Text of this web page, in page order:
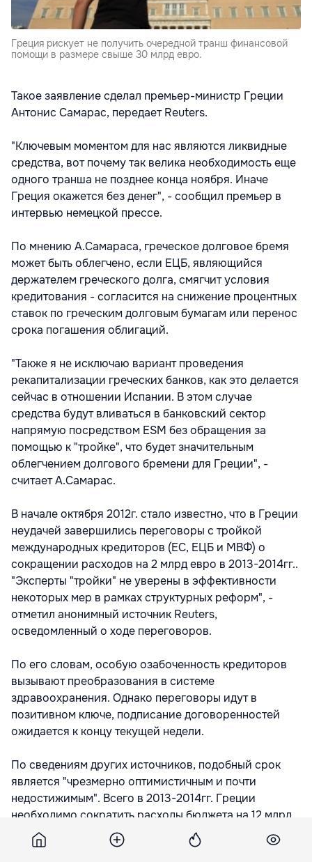
Греция рискует не получить очередной транш финансовой
помощи в размере свыше 30 млрд евро.
Такое заявление сделал премьер-министр Греции
Антонис Самарас, передает Reuters.
"Ключевым моментом для нас являются ликвидные
средства, вот почему так велика необходимость еще
одного транша не позднее конца ноября. Иначе
Греция окажется без денег", - сообщил премьер в
интервью немецкой прессе.
По мнению А.Самараса, греческое долговое бремя
может быть облегчено, если ЕЦБ, являющийся
держателем греческого долга, смягчит условия
кредитования - согласится на снижение процентных
ставок по греческим долговым бумагам или перенос
срока погашения облигаций.
"Также я не исключаю вариант проведения
рекапитализации греческих банков, как это делается
сейчас в отношении Испании. В этом случае
средства будут вливаться в банковский сектор
напрямую посредством ESM без обращения за
помощью к "тройке", что будет значительным
облегчением долгового бремени для Греции", -
считает А.Самарас.
В начале октября 2012г. стало известно, что в Греции
неудачей завершились переговоры с тройкой
международных кредиторов (ЕС, ЕЦБ и МВФ) о
сокращении расходов на 2 млрд евро в 2013-2014гг..
"Эксперты "тройки" не уверены в эффективности
некоторых мер в рамках структурных реформ", -
отметил анонимный источник Reuters,
осведомленный о ходе переговоров.
По его словам, особую озабоченность кредиторов
вызывают преобразования в системе
здравоохранения. Однако переговоры идут в
позитивном ключе, подписание договоренностей
ожидается к концу текущей недели.
По сведениям других источников, подобный срок
является "чрезмерно оптимистичным и почти
недостижимым". Всего в 2013-2014гг. Греции
необходимо сократить расходы бюджета на 12 млрд
евро, из которых экономия 10 млрд евро уже
получила одобрение со стороны кредиторов.